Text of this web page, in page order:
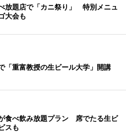
放題店で「カニ祭り」 特別メニュ
大会も
「重富教授の生ビール大学」開講
食べ飲み放題プラン 席でたる生ビ
スも